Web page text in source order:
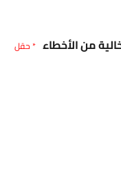
من الأخطاء * حقل